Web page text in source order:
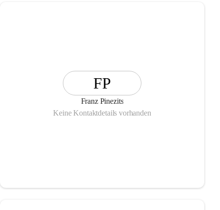
FP
Franz Pinezits
Keine Kontaktdetails vorhanden